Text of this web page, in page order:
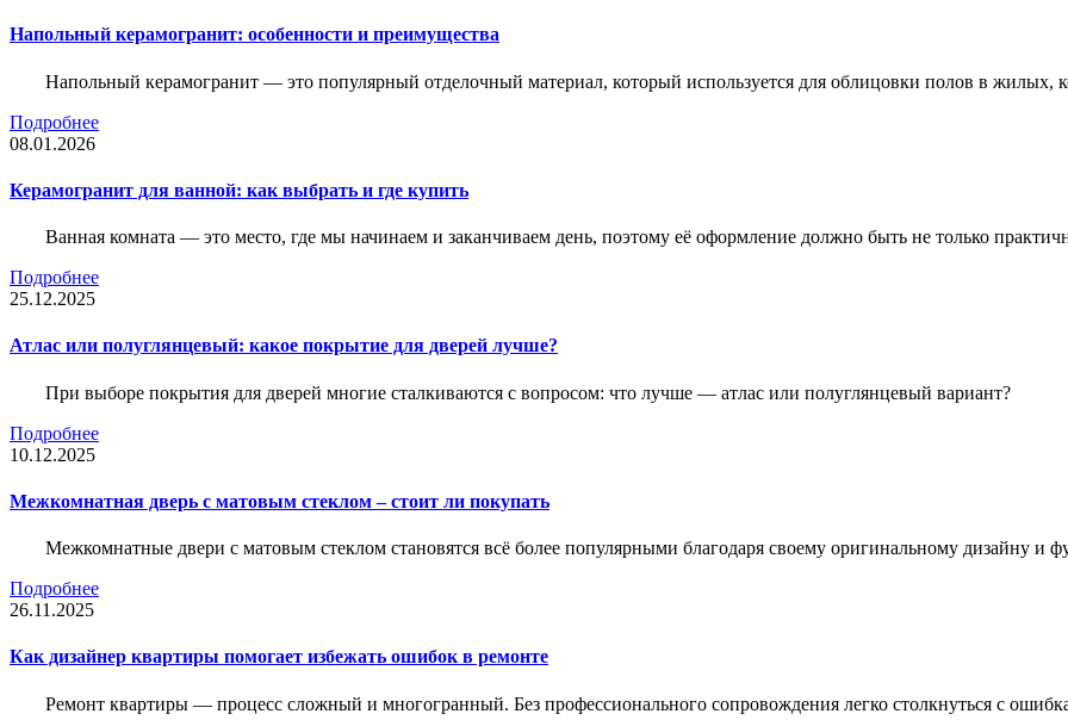
Напольный керамогранит: особенности и преимущества
Напольный керамогранит — это популярный отделочный материал, который используется для облицовки полов в
Подробнее
08.01.2026
Керамогранит для ванной: как выбрать и где купить
Ванная комната — это место, где мы начинаем и заканчиваем день, поэтому её оформление должно быть не только
Подробнее
25.12.2025
Атлас или полуглянцевый: какое покрытие для дверей лучше?
При выборе покрытия для дверей многие сталкиваются с вопросом: что лучше — атлас или полуглянцевый вариант?
Подробнее
10.12.2025
Межкомнатная дверь с матовым стеклом – стоит ли покупать
Межкомнатные двери с матовым стеклом становятся всё более популярными благодаря своему оригинальному дизайну и
Подробнее
26.11.2025
Как дизайнер квартиры помогает избежать ошибок в ремонте
Ремонт квартиры — процесс сложный и многогранный. Без профессионального сопровождения легко столкнуться с